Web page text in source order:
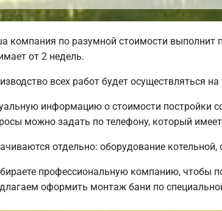
компания по разумной стоимости выполнит
от 2 недель.
всех работ будет осуществляться
информацию о стоимости постройки
можно задать по телефону, который
отдельно: оборудование
профессиональную компанию, чтобы
оформить монтаж бани по